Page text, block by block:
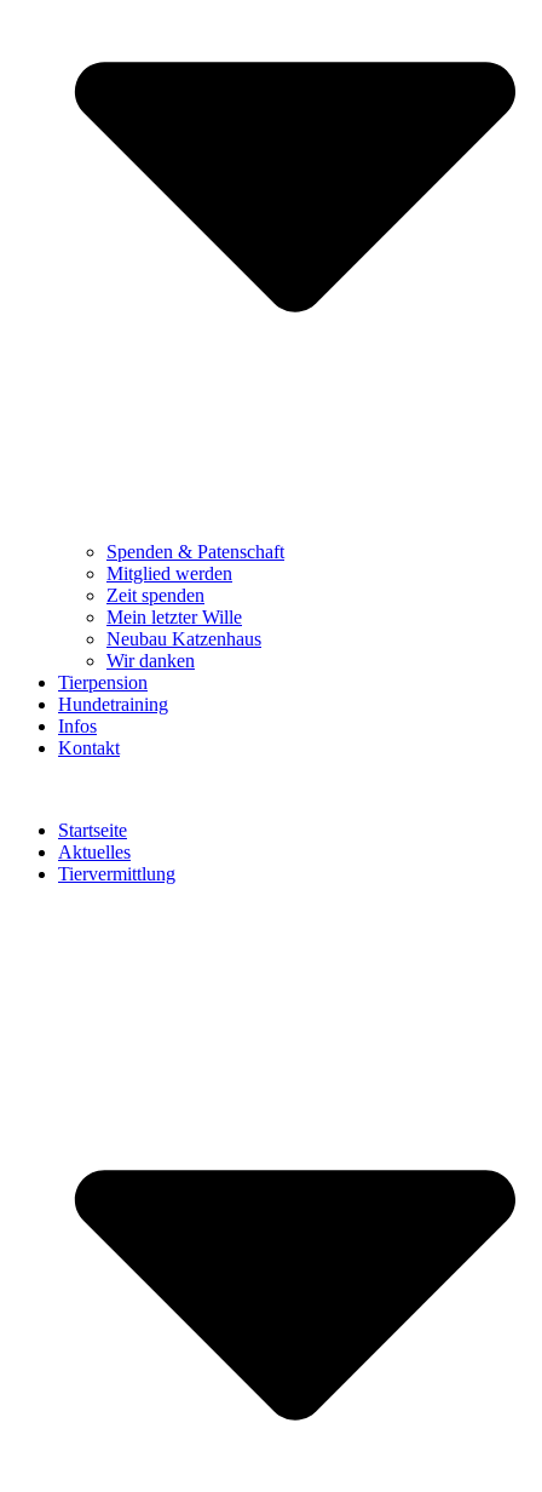
Spenden & Patenschaft
Mitglied werden
Zeit spenden
Mein letzter Wille
Neubau Katzenhaus
Wir danken
Tierpension
Hundetraining
Infos
Kontakt
Startseite
Aktuelles
Tiervermittlung